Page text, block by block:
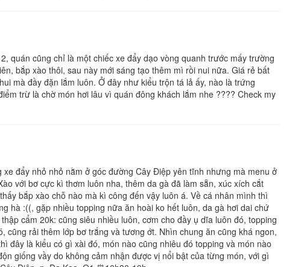
quán cũng chỉ là một chiếc xe đẩy dạo vòng quanh trước mấy trường
bắp xào thôi, sau này mới sáng tạo thêm mì rồi nui nữa. Giá rẻ bất
mà đầy đặn lắm luôn. Ở đây như kiểu trộn tá lả ấy, nào là trứng
trừ là chờ món hơi lâu vì quán đông khách lắm nhe ???? Check my
đẩy nhỏ nhỏ nằm ở góc đường Cây Điệp yên tĩnh nhưng mà menu ở
với bơ cực kì thơm luôn nha, thêm da gà đã làm sẵn, xúc xích cắt
bắp xào chỗ nào mà kì công đến vậy luôn á. Về cá nhân mình thì
hà :((, gặp nhiều topping nữa ăn hoài ko hết luôn, da gà hơi dai chứ
cẩm 20k: cũng siêu nhiều luôn, cơm cho đầy ụ dĩa luôn đó, topping
rải thêm lớp bơ trắng và tương ớt. Nhìn chung ăn cũng khá ngon,
đây là kiểu có gì xài đó, món nào cũng nhiêu đó topping và món nào
giống vầy do không cảm nhận được vị nổi bật của từng món, với gì